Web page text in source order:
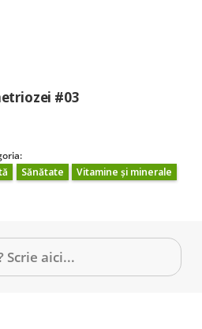
#03
Sănătate Vitamine și minerale